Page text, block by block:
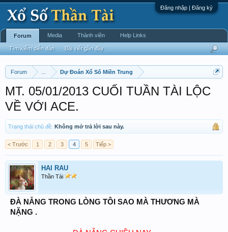
Đăng nhập | Đăng ký
Forum Dự Đoán Xổ Số Miền Trung
MT. 05/01/2013 CUỐI TUẦN TÀI LỘC
VỀ VỚI ACE.
Trạng thái chủ đề: Không mở trả lời sau này.
< Trước 1 2 3 4 5 Tiếp >
HAI RAU
Thần Tài
ĐÀ NẴNG TRONG LÒNG TÔI SAO MÀ THƯƠNG MÀ
NẶNG .
Forum
Tìm kiếm diễn đàn Bài viết gần đây
Media Thành viên Help Links